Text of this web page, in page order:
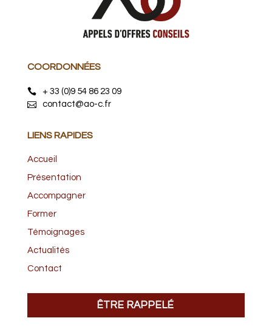
COORDONNÉES
+ 33 (0)9 54 86 23 09
contact@ao-c.fr
LIENS RAPIDES
Accueil
Présentation
Accompagner
Former
Témoignages
Actualités
Contact
ÊTRE RAPPELÉ